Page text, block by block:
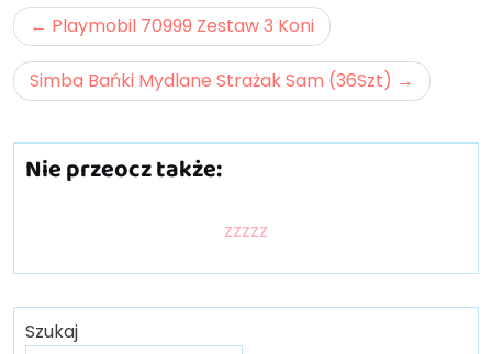
Nawigacja
wpisu
Playmobil 70999 Zestaw 3 Koni
Simba Bańki Mydlane Strażak Sam (36Szt)
Nie przeocz także:
zzzzz
Szukaj